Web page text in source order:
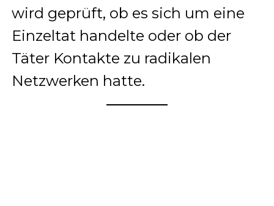
wird geprüft, ob es sich um eine
Einzeltat handelte oder ob der
Täter Kontakte zu radikalen
Netzwerken hatte.